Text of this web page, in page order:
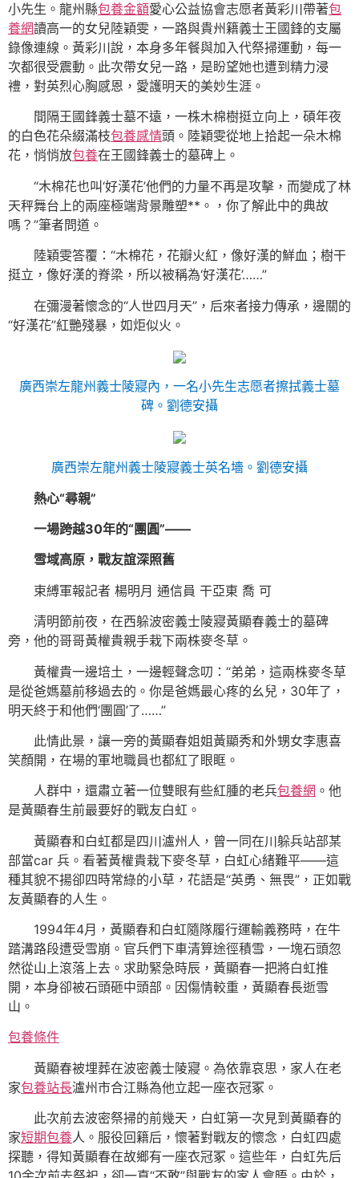
小先生。龍州縣包養金額愛心公益協會志愿者黃彩川帶著包
養網讀高一的女兒陸穎雯，一路與貴州籍義士王國鋒的支屬
錄像連線。黃彩川說，本身多年餐與加入代祭掃運動，每一
次都很受震動。此次帶女兒一路，是盼望她也遭到精力浸
禮，對英烈心胸感恩，愛護明天的美妙生涯。
間隔王國鋒義士墓不遠，一株木棉樹挺立向上，碩年夜
的白色花朵綴滿枝包養感情頭。陸穎雯從地上拾起一朵木棉
花，悄悄放包養在王國鋒義士的墓碑上。
“木棉花也叫‘好漢花’他們的力量不再是攻擊，而變成了林
天秤舞台上的兩座極端背景雕塑**。，你了解此中的典故
嗎？”筆者問道。
陸穎雯答覆：“木棉花，花瓣火紅，像好漢的鮮血；樹干
挺立，像好漢的脊梁，所以被稱為‘好漢花’……”
在彌漫著懷念的“人世四月天”，后來者接力傳承，邊關的
“好漢花”紅艷殘暴，如炬似火。
廣西崇左龍州義士陵寢內，一名小先生志愿者擦拭義士墓
碑。 劉德安攝
廣西崇左龍州義士陵寢義士英名墻。 劉德安攝
熱心“尋親”
一場跨越30年的“團圓”——
雪域高原，戰友誼深照舊
束縛軍報記者 楊明月 通信員 干亞東 喬 可
清明節前夜，在西躲波密義士陵寢黃顯春義士的墓碑
旁，他的哥哥黃權貴親手栽下兩株麥冬草。
黃權貴一邊培土，一邊輕聲念叨：“弟弟，這兩株麥冬草
是從爸媽墓前移過去的。你是爸媽最心疼的幺兒，30年了，
明天終于和他們‘團圓’了……”
此情此景，讓一旁的黃顯春姐姐黃顯秀和外甥女李惠喜
笑顏開，在場的軍地職員也都紅了眼眶。
人群中，還肅立著一位雙眼有些紅腫的老兵包養網 。他
是黃顯春生前最要好的戰友白虹。
黃顯春和白虹都是四川瀘州人，曾一同在川躲兵站部某
部當car 兵。看著黃權貴栽下麥冬草，白虹心緒難平——這
種其貌不揚卻四時常綠的小草，花語是“英勇、無畏”，正如戰
友黃顯春的人生。
1994年4月，黃顯春和白虹隨隊履行運輸義務時，在牛
踏溝路段遭受雪崩。官兵們下車清算途徑積雪，一塊石頭忽
然從山上滾落上去。求助緊急時辰，黃顯春一把將白虹推
開，本身卻被石頭砸中頭部。因傷情較重，黃顯春長逝雪
山。
包養條件
黃顯春被埋葬在波密義士陵寢。為依靠哀思，家人在老
家包養站長瀘州市合江縣為他立起一座衣冠冢。
此次前去波密祭掃的前幾天，白虹第一次見到黃顯春的
家短期包養人。服役回籍后，懷著對戰友的懷念，白虹四處
探聽，得知黃顯春在故鄉有一座衣冠冢。這些年，白虹先后